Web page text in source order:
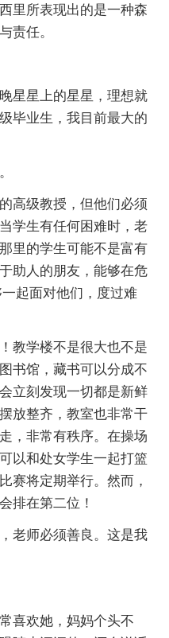
里所表现出的是一种森
责任。
星上的星星，理想就
毕业生，我目前最大的
级教授，但他们必须
学生有任何困难时，老
里的学生可能不是富有
助人的朋友，能够在危
起面对他们，度过难
学楼不是很大也不是
书馆，藏书可以分成不
立刻发现一切都是新鲜
放整齐，教室也非常干
，非常有秩序。在操场
以和处女学生一起打篮
赛将定期举行。然而，
排在第二位！
师必须善良。这是我
欢她，妈妈个头不